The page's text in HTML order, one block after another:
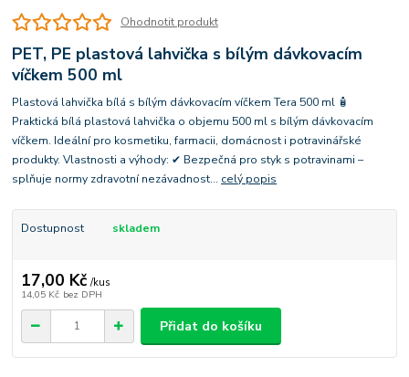
Ohodnotit produkt
PET, PE plastová lahvička s bílým dávkovacím
víčkem 500 ml
Plastová lahvička bílá s bílým dávkovacím víčkem Tera 500 ml 🧴
Praktická bílá plastová lahvička o objemu 500 ml s bílým dávkovacím
víčkem. Ideální pro kosmetiku, farmacii, domácnost i potravinářské
produkty. Vlastnosti a výhody: ✔ Bezpečná pro styk s potravinami –
splňuje normy zdravotní nezávadnost... celý popis
Dostupnost skladem
17,00 Kč /kus
14,05 Kč bez DPH
Přidat do košíku